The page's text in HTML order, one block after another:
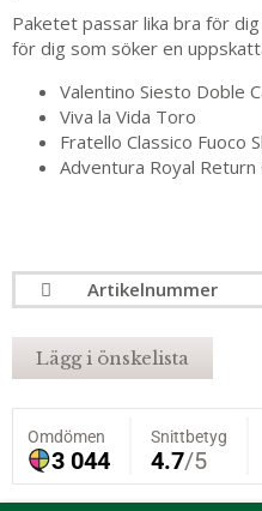
Paketet passar lika bra för
för dig som söker en
Valentino Siesto Doble
Viva la Vida Toro
Fratello Classico Fuoco
Adventura Royal
Artikelnummer
Lägg i önskelista